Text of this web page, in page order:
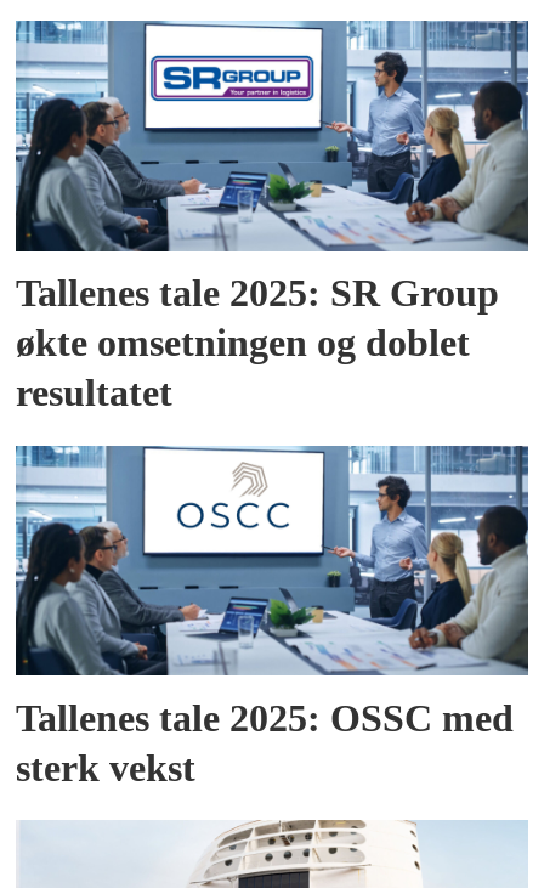
Tallenes tale 2025: SR Group
økte omsetningen og doblet
resultatet
Tallenes tale 2025: OSSC med
sterk vekst